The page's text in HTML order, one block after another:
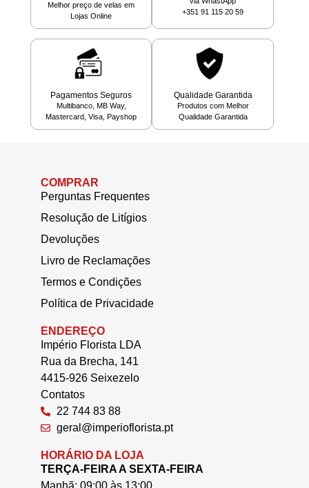
Melhor preço de velas em
Lojas Online
+351 91 115 20 59
Pagamentos Seguros
Multibanco, MB Way,
Mastercard, Visa, Payshop
Qualidade Garantida
Produtos com Melhor
Qualidade Garantida
COMPRAR
Perguntas Frequentes
Resolução de Litígios
Devoluções
Livro de Reclamações
Termos e Condições
Política de Privacidade
ENDEREÇO
Império Florista LDA
Rua da Brecha, 141
4415-926 Seixezelo
Contatos
22 744 83 88
geral@imperioflorista.pt
HORÁRIO DA LOJA
TERÇA-FEIRA A SEXTA-FEIRA